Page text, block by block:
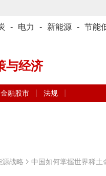
- 电力 - 新能源 - 节能
与经济
金融股市 法规
源战略 中国如何掌握世界稀土